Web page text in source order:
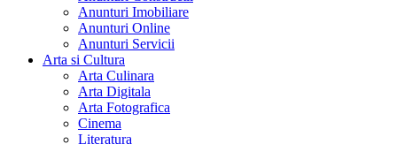
Anunturi Imobiliare
Anunturi Online
Anunturi Servicii
Arta si Cultura
Arta Culinara
Arta Digitala
Arta Fotografica
Cinema
Literatura